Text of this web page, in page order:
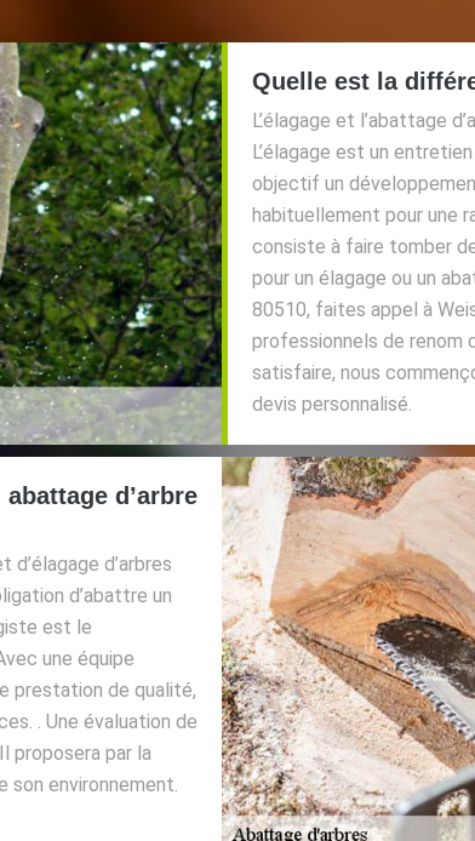
Quelle est la
L’élagage et l’abattage
L’élagage est un
objectif un
habituellement pour une
consiste à faire tomber
pour un élagage ou un
80510, faites appel à
professionnels de renom
satisfaire, nous
devis personnalisé.
d’arbre
d’arbres
d’abattre un
est le
une équipe
prestation de qualité,
. Une évaluation de
proposera par la
son environnement.